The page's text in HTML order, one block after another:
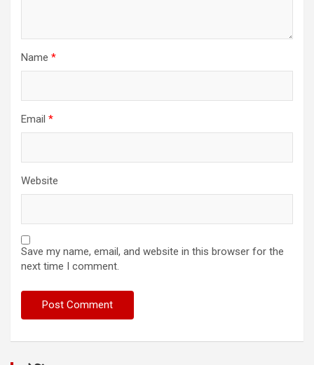
Name *
Email *
Website
Save my name, email, and website in this browser for the
next time I comment.